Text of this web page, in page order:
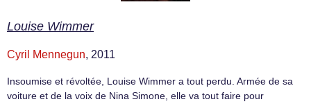
Louise Wimmer
Cyril Mennegun, 2011
Insoumise et révoltée, Louise Wimmer a tout perdu. Armée de sa
voiture et de la voix de Nina Simone, elle va tout faire pour